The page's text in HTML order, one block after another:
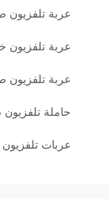
عربة تلفزيون
عربة تلفزيون
عربة تلفزيون
حاملة
عربات تلفزيون